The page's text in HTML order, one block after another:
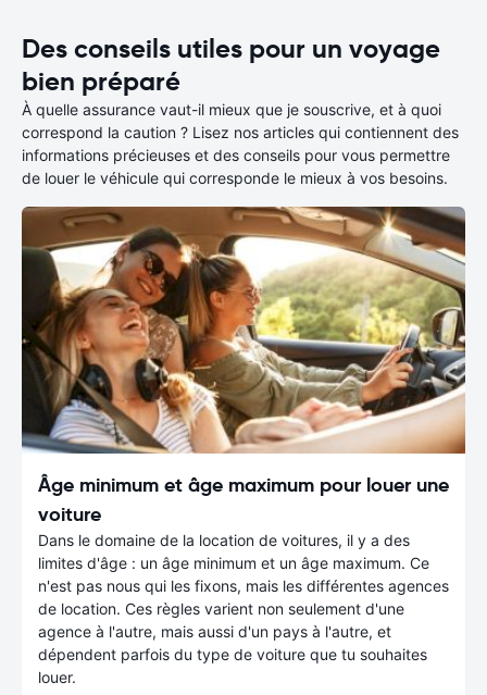
Des conseils utiles pour un voyage
bien préparé
À quelle assurance vaut-il mieux que je souscrive, et à quoi
correspond la caution ? Lisez nos articles qui contiennent des
informations précieuses et des conseils pour vous permettre
de louer le véhicule qui corresponde le mieux à vos besoins.
Âge minimum et âge maximum pour louer une
voiture
Dans le domaine de la location de voitures, il y a des
limites d'âge : un âge minimum et un âge maximum. Ce
n'est pas nous qui les fixons, mais les différentes agences
de location. Ces règles varient non seulement d'une
agence à l'autre, mais aussi d'un pays à l'autre, et
dépendent parfois du type de voiture que tu souhaites
louer.